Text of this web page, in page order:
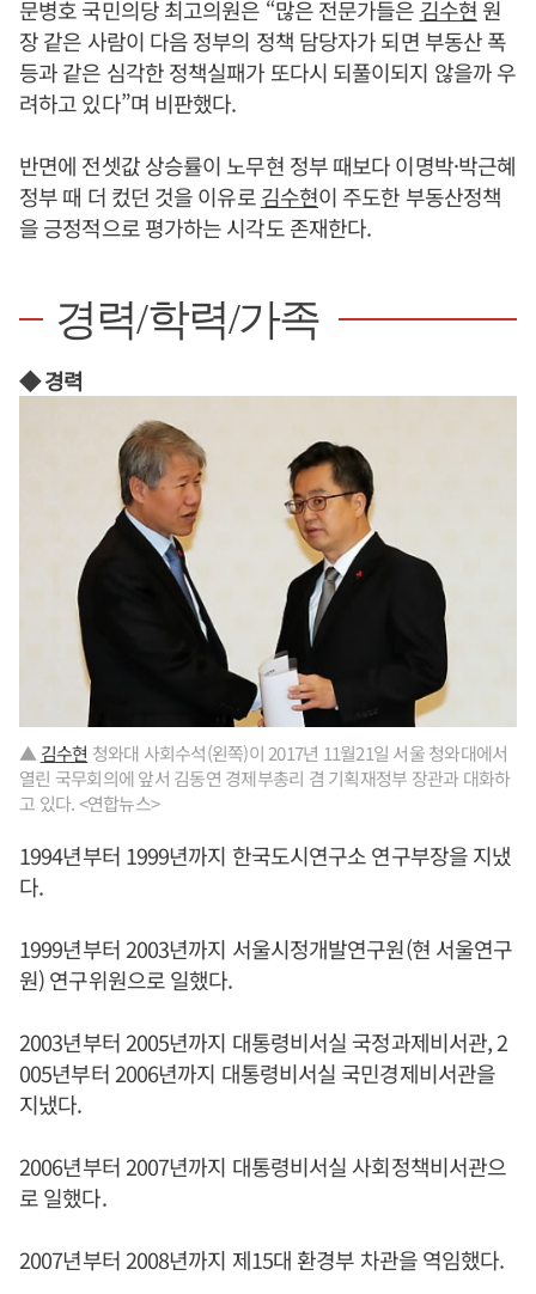
문병호 국민의당 최고의원은 “많은 전문가들은 김수현 원
장 같은 사람이 다음 정부의 정책 담당자가 되면 부동산 폭
등과 같은 심각한 정책실패가 또다시 되풀이되지 않을까 우
려하고 있다”며 비판했다.
반면에 전셋값 상승률이 노무현 정부 때보다 이명박·박근혜
정부 때 더 컸던 것을 이유로김수현이 주도한 부동산정책
을 긍정적으로 평가하는 시각도 존재한다.
경력/학력/가족
◆ 경력
▲ 김수현 청와대 사회수석(왼쪽)이 2017년 11월21일 서울 청와대에서
열린 국무회의에 앞서 김동연 경제부총리 겸 기획재정부 장관과 대화하
고 있다. <연합뉴스>
1994년부터 1999년까지 한국도시연구소 연구부장을 지냈
다.
1999년부터 2003년까지 서울시정개발연구원(현 서울연구
원) 연구위원으로 일했다.
2003년부터 2005년까지 대통령비서실 국정과제비서관, 2
005년부터 2006년까지 대통령비서실 국민경제비서관을
지냈다.
2006년부터 2007년까지 대통령비서실 사회정책비서관으
로 일했다.
2007년부터 2008년까지 제15대 환경부 차관을 역임했다.